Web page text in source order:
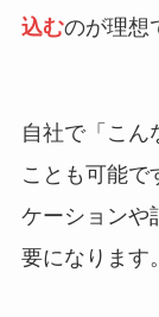
込むのが理想
自社で「こん
ことも可能で
ケーションや
要になります。